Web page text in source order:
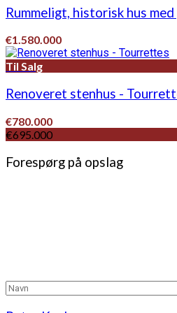
Rummeligt, historisk hus
€1.580.000
Til Salg
Renoveret stenhus -
€780.000
€695.000
Forespørg på opslag